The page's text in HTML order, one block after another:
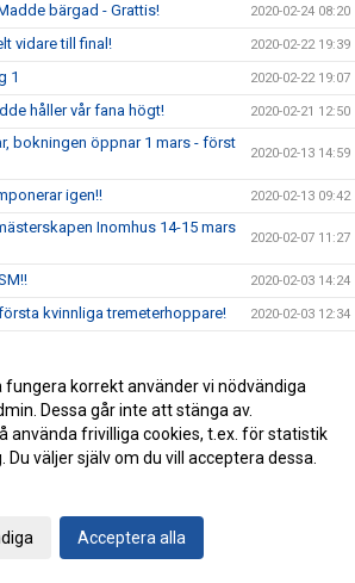
bärgad - Grattis! 2020-02-24 08:20
vidare till final! 2020-02-22 19:39
1 2020-02-22 19:07
håller vår fana högt! 2020-02-21 12:50
bokningen öppnar 1 mars - först
2020-02-13 14:59
igen!! 2020-02-13 09:42
Inomhus 14-15 mars
2020-02-07 11:27
2020-02-03 14:24
kvinnliga tremeterhoppare! 2020-02-03 12:34
24 mars 2020-01-27 14:42
friidrottare har presenterat
Athletics 2020 2020-01-23 09:42
av IFK på Quality Hotel Games
onsdagar
anmälan är öppen!
fungera korrekt använder vi nödvändiga
Dessa går inte att stänga av.
använda frivilliga cookies, t.ex. för statistik
väljer själv om du vill acceptera dessa.
Acceptera alla